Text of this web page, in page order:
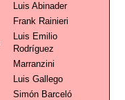
Luis Abinader
Frank Rainieri
Luis Emilio
Rodríguez
Marranzini
Luis Gallego
Simón Barceló